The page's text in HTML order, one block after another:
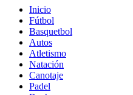
Inicio
Fútbol
Basquetbol
Autos
Atletismo
Natación
Canotaje
Padel